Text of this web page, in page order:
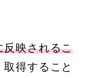
反映されるこ
取得すること